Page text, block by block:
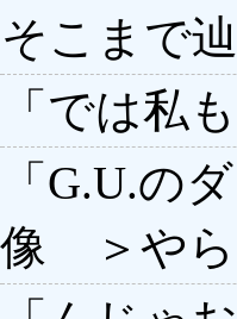
そこまで
「では私
「G.U.の
像 ＞やら